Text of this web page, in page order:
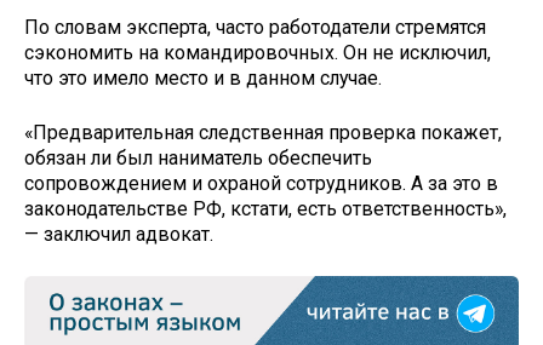
По словам эксперта, часто работодатели стремятся
сэкономить на командировочных. Он не исключил,
что это имело место и в данном случае.
«Предварительная следственная проверка покажет,
обязан ли был наниматель обеспечить
сопровождением и охраной сотрудников. А за это в
законодательстве РФ, кстати, есть ответственность»,
— заключил адвокат.